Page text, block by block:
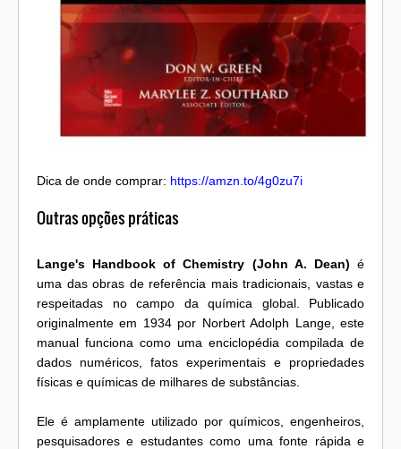
Dica de onde comprar: https://amzn.to/4g0zu7i
Outras opções práticas
Lange's Handbook of Chemistry (John A. Dean) é
uma das obras de referência mais tradicionais, vastas e
respeitadas no campo da química global. Publicado
originalmente em 1934 por Norbert Adolph Lange, este
manual funciona como uma enciclopédia compilada de
dados numéricos, fatos experimentais e propriedades
físicas e químicas de milhares de substâncias.
Ele é amplamente utilizado por químicos, engenheiros,
pesquisadores e estudantes como uma fonte rápida e